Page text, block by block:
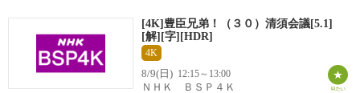
[4K]豊臣兄弟！（３０）清須会議[5.1]
[解][字][HDR]
4K
8/9(日) 12:15～13:00
ＮＨＫ ＢＳＰ４Ｋ